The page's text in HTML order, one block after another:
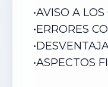
•AVISO A LOS
•ERRORES
•
•ASPECTOS